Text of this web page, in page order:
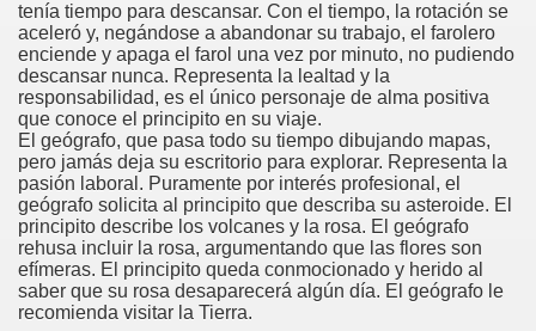
tenía tiempo para descansar. Con el tiempo, la rotación se
aceleró y, negándose a abandonar su trabajo, el farolero
enciende y apaga el farol una vez por minuto, no pudiendo
descansar nunca. Representa la lealtad y la
responsabilidad, es el único personaje de alma positiva
que conoce el principito en su viaje.
El geógrafo, que pasa todo su tiempo dibujando mapas,
pero jamás deja su escritorio para explorar. Representa la
pasión laboral. Puramente por interés profesional, el
geógrafo solicita al principito que describa su asteroide. El
principito describe los volcanes y la rosa. El geógrafo
rehusa incluir la rosa, argumentando que las flores son
efímeras. El principito queda conmocionado y herido al
saber que su rosa desaparecerá algún día. El geógrafo le
recomienda visitar la Tierra.